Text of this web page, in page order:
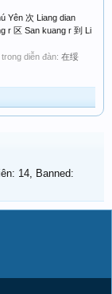
Yên 次 Liang dian
r 区 San kuang r 到 Li
trong diễn đàn: 在绥
14, Banned: